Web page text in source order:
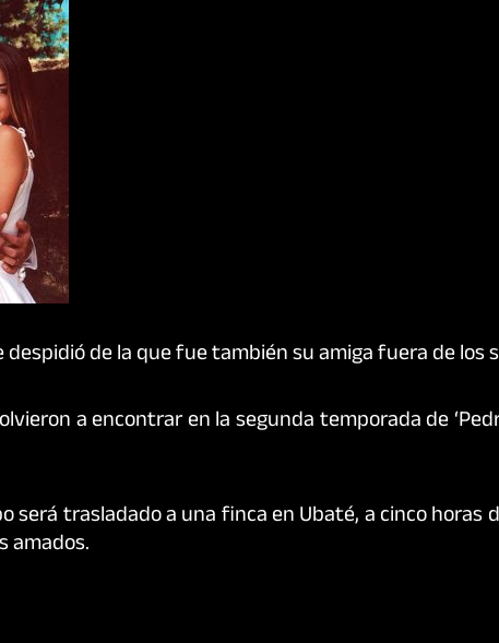
despidió de la que fue también su amiga fuera de los
a encontrar en la segunda temporada de
será trasladado a una finca en Ubaté, a cinco
amados.